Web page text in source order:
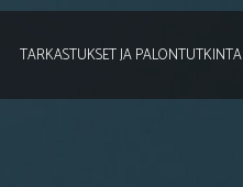
TARKASTUKSET JA PALONTUTKINTA